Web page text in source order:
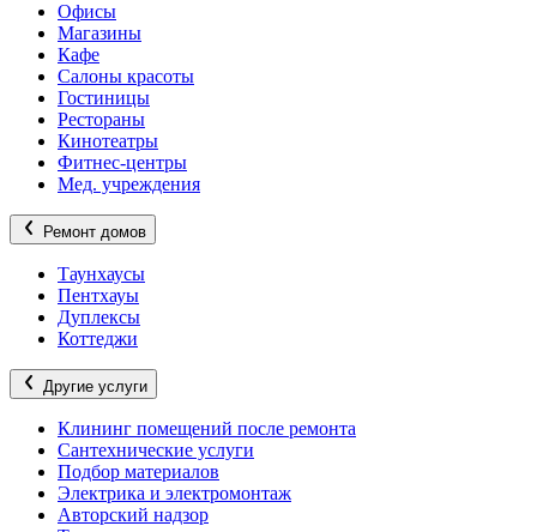
Офисы
Магазины
Кафе
Салоны красоты
Гостиницы
Рестораны
Кинотеатры
Фитнес-центры
Мед. учреждения
Ремонт домов
Таунхаусы
Пентхауы
Дуплексы
Коттеджи
Другие услуги
Клининг помещений после ремонта
Сантехнические услуги
Подбор материалов
Электрика и электромонтаж
Авторский надзор